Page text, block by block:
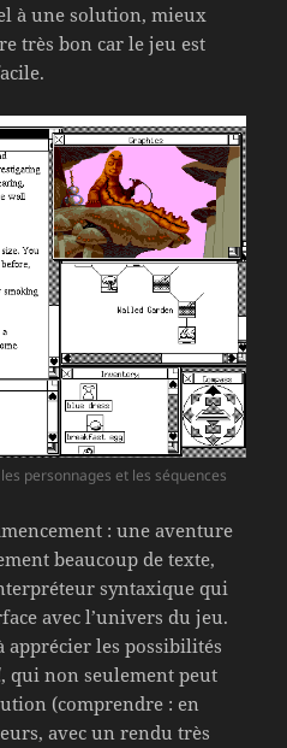
à une solution, mieux
très bon car le jeu est
personnages et les séquences
: une aventure
beaucoup de texte,
syntaxique qui
avec l’univers du jeu.
apprécier les possibilités
, qui non seulement peut
(comprendre : en
avec un rendu très